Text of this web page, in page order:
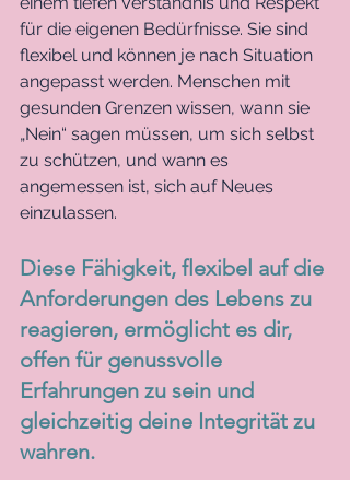
für die eigenen Bedürfnisse. Sie sind
flexibel und können je nach Situation
angepasst werden. Menschen mit
gesunden Grenzen wissen, wann sie
„Nein“ sagen müssen, um sich selbst
zu schützen, und wann es
angemessen ist, sich auf Neues
einzulassen.
Diese Fähigkeit, flexibel auf die
Anforderungen des Lebens zu
reagieren, ermöglicht es dir,
offen für genussvolle
Erfahrungen zu sein und
gleichzeitig deine Integrität zu
wahren.